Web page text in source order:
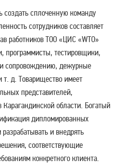
создать сплоченную команду
сотрудников составляет
работников ТОО «ЦИС «WTO»
программисты, тестировщики,
сопровождению, дежурные
д. Товарищество имеет
представителей,
области. Богатый
дипломированных
и внедрять
соответствующие
конкретного клиента.